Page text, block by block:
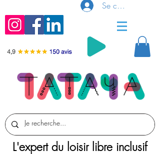
Se connecter
L'expert du loisir libre inclusif